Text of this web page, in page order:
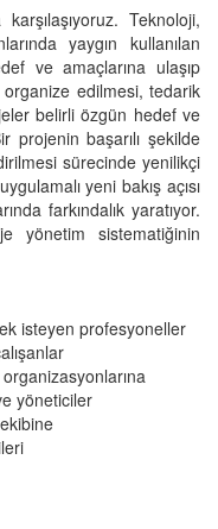
Teknoloji,
yaygın kullanılan
ve amaçlarına ulaşıp
organize edilmesi, tedarik
belirli özgün hedef ve
projenin başarılı şekilde
sürecinde yenilikçi
yeni bakış açısı
farkındalık yaratıyor.
yönetim sistematiğinin
isteyen profesyoneller
yöneticiler